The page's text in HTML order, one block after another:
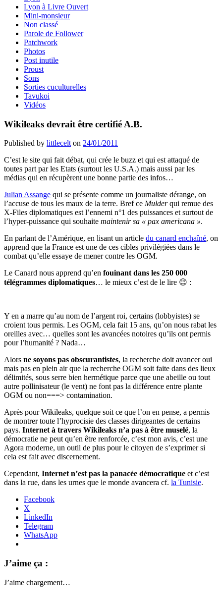
Lyon à Livre Ouvert
Mini-monsieur
Non classé
Parole de Follower
Patchwork
Photos
Post inutile
Proust
Sons
Sorties cuculturelles
Tavukoi
Vidéos
Wikileaks devrait être certifié A.B.
Published by littlecelton 24/01/2011
C’est le site qui fait débat, qui crée le buzz et qui est attaqué de
toutes part par les Etats (surtout les U.S.A.) mais aussi par les
médias qui en récupèrent une bonne partie des infos…
Julian Assange qui se présente comme un journaliste dérange, on
l’accuse de tous les maux de la terre. Bref ce Mulderqui remue des
X-Files diplomatiques est l’ennemi n°1 des puissances et surtout de
l’hyper-puissance qui souhaite maintenir sa « pax americana ».
En parlant de l’Amérique, en lisant un article du canard enchaîné, on
apprend que la France est une de ces cibles privilégiées dans le
combat qu’elle essaye de mener contre les OGM.
Le Canard nous apprend qu’en fouinant dans les 250 000
télégrammes diplomatiques… le mieux c’est de le lire 😉 :
Y en a marre qu’au nom de l’argent roi, certains (lobbyistes) se
croient tous permis. Les OGM, cela fait 15 ans, qu’on nous rabat les
oreilles avec… quelles sont les avancées notoires qu’ils ont permis
pour l’humanité ? Nada…
Alors ne soyons pas obscurantistes, la recherche doit avancer oui
mais pas en plein air que la recherche OGM soit faite dans des lieux
délimités, sous serre bien hermétique parce que une abeille ou tout
autre pollinisateur (le vent) ne font pas la différence entre plante
OGM ou non===> contamination.
Après pour Wikileaks, quelque soit ce que l’on en pense, a permis
de montrer toute l’hyprocisie des classes dirigeantes de certains
pays. Internet à travers Wikileaks n’a pas à être muselé, la
démocratie ne peut qu’en être renforcée, c’est mon avis, c’est une
Agora moderne, un outil de plus pour le citoyen de s’exprimer si
cela est fait avec discernement.
Cependant, Internet n’est pas la panacée démocratique et c’est
dans la rue, dans les urnes que le monde avancera cf. la Tunisie.
Facebook
X
LinkedIn
Telegram
WhatsApp
J’aime ça :
J’aime chargement…